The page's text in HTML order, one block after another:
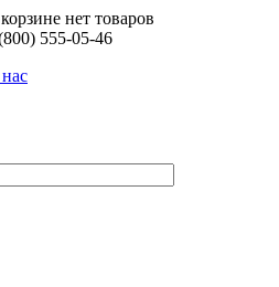
нет товаров
555-05-46